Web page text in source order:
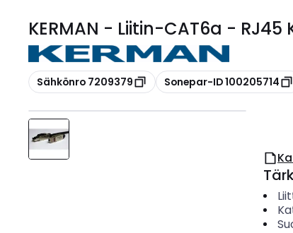
KERMAN - Liitin-CAT6a -
Kopioi
Sähkönro 7209379 Kopioi
Sonepar-ID 100205714